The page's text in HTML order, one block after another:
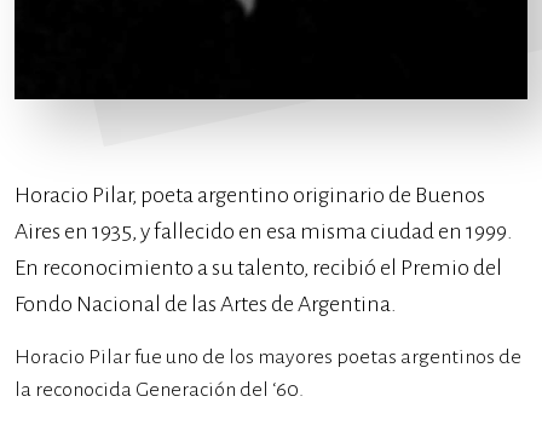
Horacio Pilar, poeta argentino originario de Buenos
Aires en 1935, y fallecido en esa misma ciudad en 1999.
En reconocimiento a su talento, recibió el Premio del
Fondo Nacional de las Artes de Argentina.
Horacio Pilar fue uno de los mayores poetas argentinos de
la reconocida Generación del ‘60.